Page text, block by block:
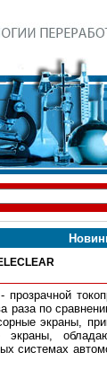
прозрачной
раза по
экраны,
экраны,
системах